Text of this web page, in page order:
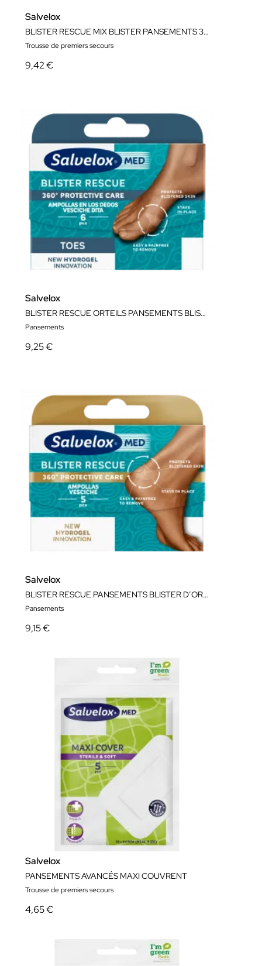
Salvelox
BLISTER RESCUE MIX BLISTER PANSEMENTS 3+3 UNITÉS
Trousse de premiers secours
9,42 €
Salvelox
BLISTER RESCUE ORTEILS PANSEMENTS BLISTER
Pansements
9,25 €
Salvelox
BLISTER RESCUE PANSEMENTS BLISTER D’ORIGINE
Pansements
9,15 €
Salvelox
PANSEMENTS AVANCÉS MAXI COUVRENT
Trousse de premiers secours
4,65 €